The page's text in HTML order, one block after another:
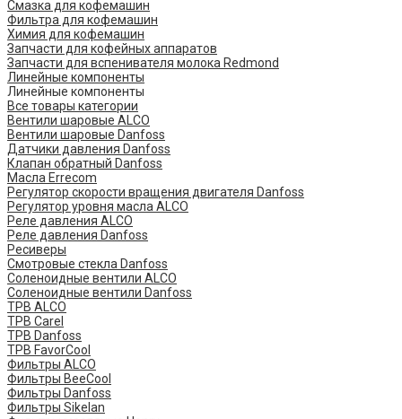
Смазка для кофемашин
Фильтра для кофемашин
Химия для кофемашин
Запчасти для кофейных аппаратов
Запчасти для вспенивателя молока Redmond
Линейные компоненты
Линейные компоненты
Все товары категории
Вентили шаровые ALCO
Вентили шаровые Danfoss
Датчики давления Danfoss
Клапан обратный Danfoss
Масла Errecom
Регулятор скорости вращения двигателя Danfoss
Регулятор уровня масла ALCO
Реле давления ALCO
Реле давления Danfoss
Ресиверы
Смотровые стекла Danfoss
Соленоидные вентили ALCO
Соленоидные вентили Danfoss
ТРВ ALCO
ТРВ Carel
ТРВ Danfoss
ТРВ FavorCool
Фильтры ALCO
Фильтры BeeCool
Фильтры Danfoss
Фильтры Sikelan